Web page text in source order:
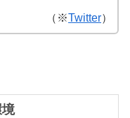
（※Twitter）